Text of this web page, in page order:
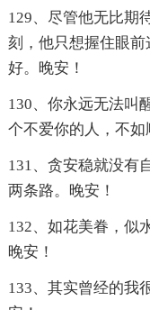
129、尽管他无比期
刻，他只想握住眼
好。晚安！
130、你永远无法叫
个不爱你的人，不如
131、贪安稳就没有
两条路。晚安！
132、如花美眷，似
晚安！
133、其实曾经的我